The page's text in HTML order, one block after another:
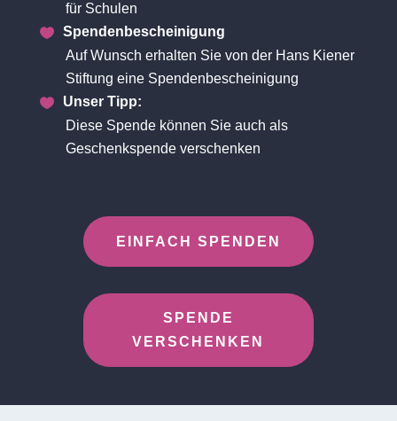
für Schulen
Spendenbescheinigung
Auf Wunsch erhalten Sie von der Hans Kiener
Stiftung eine Spendenbescheinigung
Unser Tipp:
Diese Spende können Sie auch als
Geschenkspende verschenken
EINFACH SPENDEN
SPENDE
VERSCHENKEN